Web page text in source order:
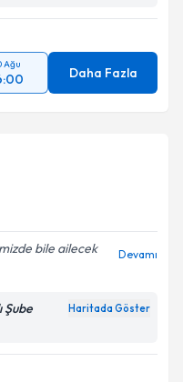
Ağu
Daha Fazla
bile ailecek
Devamı
Şube Haritada Göster